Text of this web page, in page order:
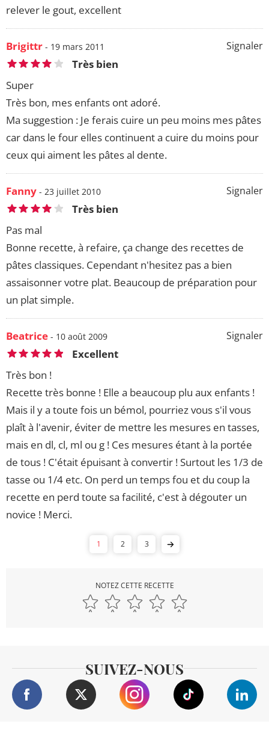
relever le gout, excellent
Signaler
Brigittr - 19 mars 2011
Très bien
Super
Très bon, mes enfants ont adoré.
Ma suggestion : Je ferais cuire un peu moins mes pâtes
car dans le four elles continuent a cuire du moins pour
ceux qui aiment les pâtes al dente.
Signaler
Fanny - 23 juillet 2010
Très bien
Pas mal
Bonne recette, à refaire, ça change des recettes de
pâtes classiques. Cependant n'hesitez pas a bien
assaisonner votre plat. Beaucoup de préparation pour
un plat simple.
Signaler
Beatrice - 10 août 2009
Excellent
Très bon !
Recette très bonne ! Elle a beaucoup plu aux enfants !
Mais il y a toute fois un bémol, pourriez vous s'il vous
plaît à l'avenir, éviter de mettre les mesures en tasses,
mais en dl, cl, ml ou g ! Ces mesures étant à la portée
de tous ! C'était épuisant à convertir ! Surtout les 1/3 de
tasse ou 1/4 etc. On perd un temps fou et du coup la
recette en perd toute sa facilité, c'est à dégouter un
novice ! Merci.
1 2 3
NOTEZ CETTE RECETTE
SUIVEZ-NOUS